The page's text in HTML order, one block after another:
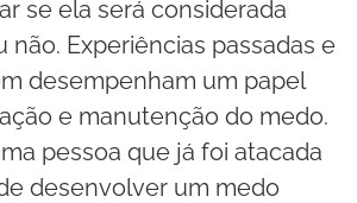
se ela será considerada
não. Experiências passadas e
desempenham um papel
e manutenção do medo.
pessoa que já foi atacada
desenvolver um medo